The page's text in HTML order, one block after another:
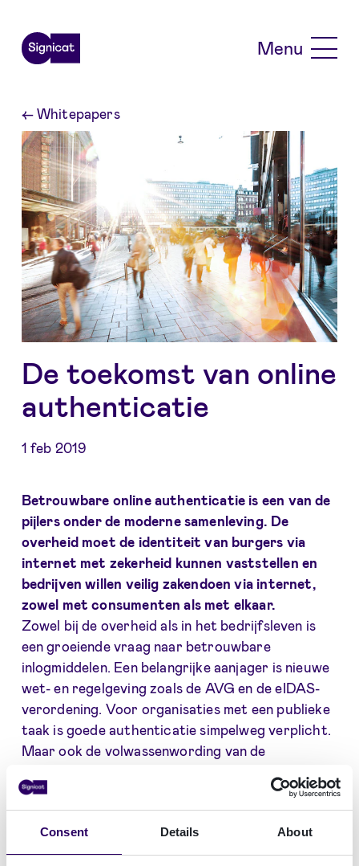
Consent Details About
Menu
←Whitepapers
1 feb 2019
De toekomst van online
authenticatie
Betrouwbare online authenticatie is een van de
pijlers onder de moderne samenleving. De
overheid moet de identiteit van burgers via
internet met zekerheid kunnen vaststellen en
bedrijven willen veilig zakendoen via internet,
zowel met consumenten als met elkaar.
Zowel bij de overheid als in het bedrijfsleven is
een groeiende vraag naar betrouwbare
inlogmiddelen. Een belangrijke aanjager is nieuwe
wet- en regelgeving zoals de AVG en de eIDAS-
verordening. Voor organisaties met een publieke
taak is goede authenticatie simpelweg verplicht.
Maar ook de volwassenwording van de
dienstverlening stimuleren de marktbehoefte.
De ontwikkelingen op het gebied van online